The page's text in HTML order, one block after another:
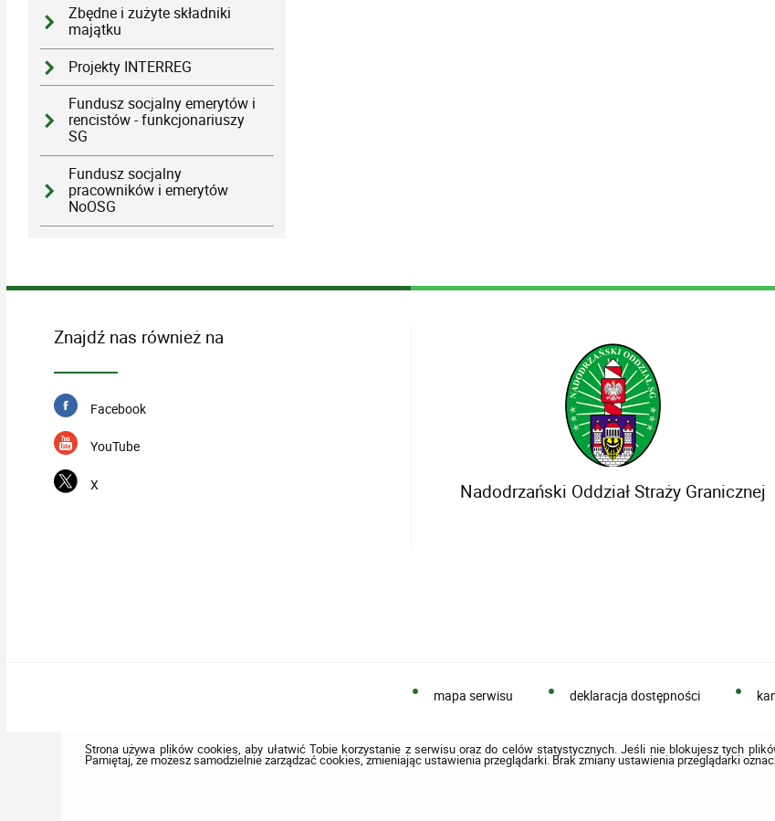
Zbędne i zużyte składniki
majątku
Projekty INTERREG
Fundusz socjalny emerytów i
rencistów - funkcjonariuszy
SG
Fundusz socjalny
pracowników i emerytów
NoOSG
Znajdź nas również na
Facebook
YouTube
X Nadodrzański Oddział Straży Granicznej
mapa serwisu deklaracja dostępności
Strona używa plików cookies, aby ułatwić Tobie korzystanie z serwisu oraz do celów statystycznych. Jeśli nie blokujesz tych
Pamiętaj, że możesz samodzielnie zarządzać cookies, zmieniając ustawienia przeglądarki. Brak zmiany ustawienia przeglądarki